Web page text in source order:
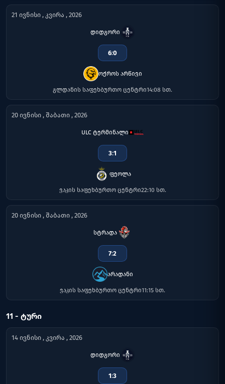
21 ივნისი , კვირა , 2026
დიდგორი
6:0
ოქროს არწივი
გლდანის საფეხბურთო ცენტრი14:08 სთ.
20 ივნისი , შაბათი , 2026
ULC ტერმინალი
3:1
ფეოლა
ვაკის საფეხბურთო ცენტრი22:10 სთ.
20 ივნისი , შაბათი , 2026
სტრადა
7:2
არადანი
ვაკის საფეხბურთო ცენტრი11:15 სთ.
11 - ᲢᲣᲠᲘ
14 ივნისი , კვირა , 2026
დიდგორი
1:3